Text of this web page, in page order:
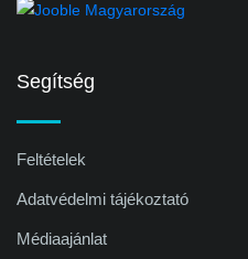
Segítség
Feltételek
Adatvédelmi tájékoztató
Médiaajánlat